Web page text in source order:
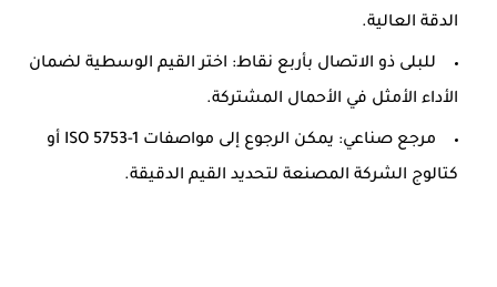
الدقة العالية.
للبلى ذو الاتصال بأربع نقاط: اختر القيم الوسطية لضمان
الأداء الأمثل في الأحمال المشتركة.
مرجع صناعي: يمكن الرجوع إلى مواصفات ISO 5753-1 أو
كتالوج الشركة المصنعة لتحديد القيم الدقيقة.